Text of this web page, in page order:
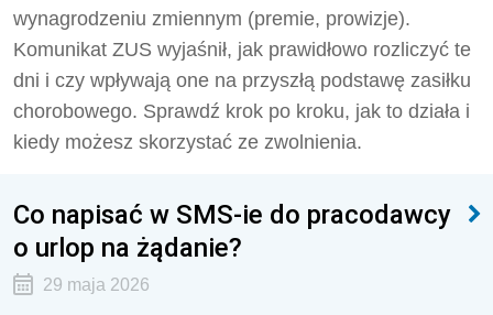
wynagrodzeniu zmiennym (premie, prowizje).
Komunikat ZUS wyjaśnił, jak prawidłowo rozliczyć te
dni i czy wpływają one na przyszłą podstawę zasiłku
chorobowego. Sprawdź krok po kroku, jak to działa i
kiedy możesz skorzystać ze zwolnienia.
Co napisać w SMS-ie do pracodawcy
o urlop na żądanie?
29 maja 2026